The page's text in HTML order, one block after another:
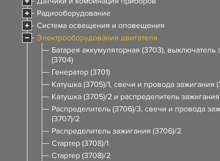
Радиооборудование
Система освещения и оповещения
Электрооборудование двигателя
Батарея аккумуляторная (3703), выключатель
(3704)
Генератор (3701)
Катушка (3705)/1, свечи и провода зажигания
Катушка (3705)/2 и распределитель
Распределитель (3706)/3, свечи и провода
(3707)/2
Распределитель зажигания (3706)/2
Стартер (3708)/1
Стартер (3708)/2